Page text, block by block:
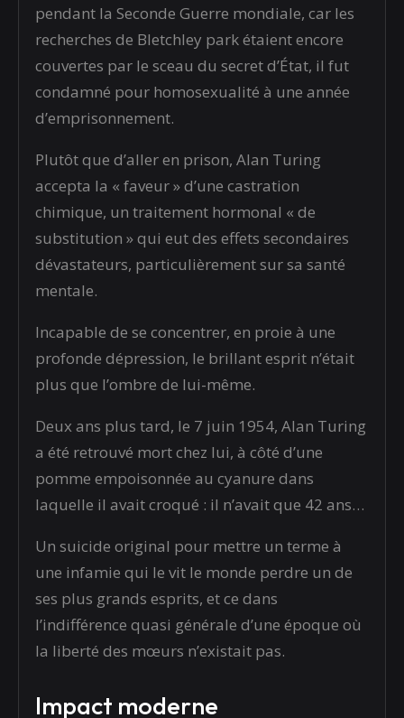
pendant la Seconde Guerre mondiale, car les
recherches de Bletchley park étaient encore
couvertes par le sceau du secret d’État, il fut
condamné pour homosexualité à une année
d’emprisonnement.
Plutôt que d’aller en prison, Alan Turing
accepta la « faveur » d’une castration
chimique, un traitement hormonal « de
substitution » qui eut des effets secondaires
dévastateurs, particulièrement sur sa santé
mentale.
Incapable de se concentrer, en proie à une
profonde dépression, le brillant esprit n’était
plus que l’ombre de lui-même.
Deux ans plus tard, le 7 juin 1954, Alan Turing
a été retrouvé mort chez lui, à côté d’une
pomme empoisonnée au cyanure dans
laquelle il avait croqué : il n’avait que 42 ans…
Un suicide original pour mettre un terme à
une infamie qui le vit le monde perdre un de
ses plus grands esprits, et ce dans
l’indifférence quasi générale d’une époque où
la liberté des mœurs n’existait pas.
Impact moderne